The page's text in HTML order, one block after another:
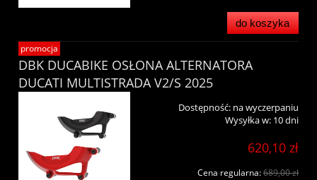
do koszyka
DBK DUCABIKE OSŁONA ALTERNATORA
DUCATI MULTISTRADA V2/S 2025
Dostępność: na wyczerpaniu
Wysyłka w: 10 dni
620,10 zł
Cena regularna:689,00 zł
promocja